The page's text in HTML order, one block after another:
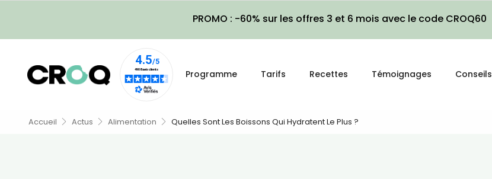
PROMO : -60% sur les offres 3 et 6 mois avec le code CROQ60
Programme Tarifs Recettes Témoignages Conseils
Accueil Actus Alimentation Quelles Sont Les Boissons Qui Hydratent Le Plus ?